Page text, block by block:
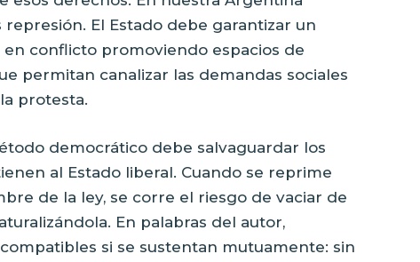
El Estado debe garantizar un
conflicto promoviendo espacios de
permitan canalizar las demandas sociales
protesta.
democrático debe salvaguardar los
al Estado liberal. Cuando se reprime
de la ley, se corre el riesgo de vaciar de
En palabras del autor,
si se sustentan mutuamente: sin